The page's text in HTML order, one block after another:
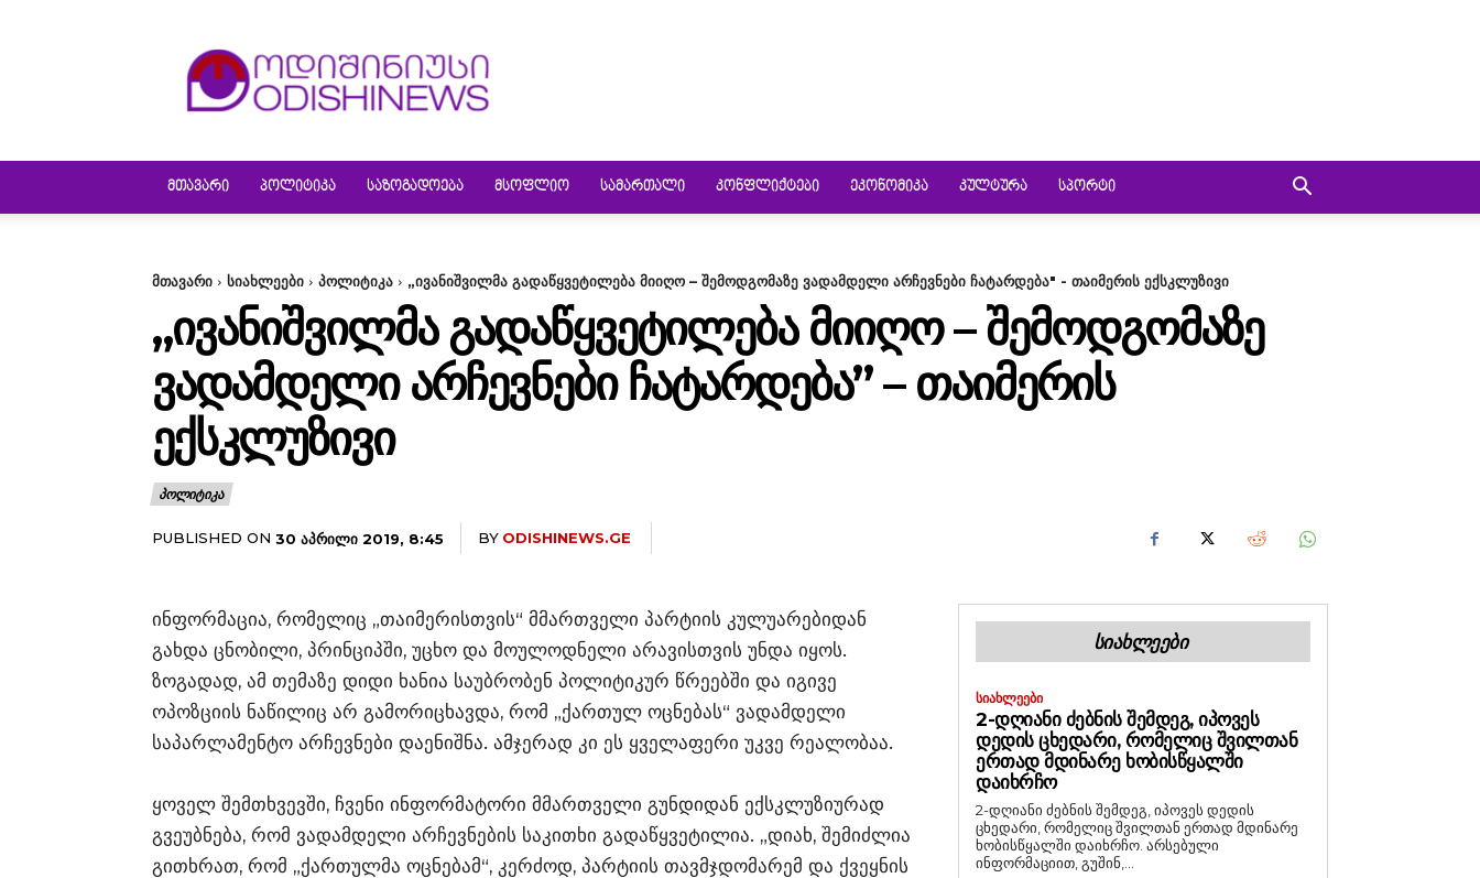
ᲛᲗᲐᲕᲐᲠᲘ ᲞᲝᲚᲘᲢᲘᲙᲐ ᲡᲐᲖᲝᲒᲐᲓᲝᲔᲑᲐ ᲛᲡᲝᲤᲚᲘᲝ ᲡᲐᲛᲐᲠᲗᲐᲚᲘ ᲙᲝᲜᲤᲚᲘᲥᲢᲔᲑᲘ ᲔᲙᲝᲜᲝᲛᲘᲙᲐ ᲙᲣᲚᲢᲣᲠᲐ ᲡᲞᲝᲠᲢᲘ
მთავარი სიახლეები პოლიტიკა „ივანიშვილმა გადაწყვეტილება მიიღო – შემოდგომაზე ვადამდელი არჩევნები ჩატარდება" - თაიმერის ექსკლუზივი
„ᲘᲕᲐᲜᲘᲨᲕᲘᲚᲛᲐ ᲒᲐᲓᲐᲬᲧᲕᲔᲢᲘᲚᲔᲑᲐ ᲛᲘᲘᲦᲝ – ᲨᲔᲛᲝᲓᲒᲝᲛᲐᲖᲔ
ᲕᲐᲓᲐᲛᲓᲔᲚᲘ ᲐᲠᲩᲔᲕᲜᲔᲑᲘ ᲩᲐᲢᲐᲠᲓᲔᲑᲐ” – ᲗᲐᲘᲛᲔᲠᲘᲡ
ᲔᲥᲡᲙᲚᲣᲖᲘᲕᲘ
ᲞᲝᲚᲘᲢᲘᲙᲐ
PUBLISHED ON 30 ᲐᲞᲠᲘᲚᲘ 2019, 8:45 BY ODISHINEWS.GE
ინფორმაცია, რომელიც „თაიმერისთვის“ მმართველი პარტიის კულუარებიდან
გახდა ცნობილი, პრინციპში, უცხო და მოულოდნელი არავისთვის უნდა იყოს.
ზოგადად, ამ თემაზე დიდი ხანია საუბრობენ პოლიტიკურ წრეებში და იგივე
ოპოზციის ნაწილიც არ გამორიცხავდა, რომ „ქართულ ოცნებას“ ვადამდელი
საპარლამენტო არჩევნები დაენიშნა. ამჯერად კი ეს ყველაფერი უკვე რეალობაა.
ყოველ შემთხვევში, ჩვენი ინფორმატორი მმართველი გუნდიდან ექსკლუზიურად
გვეუბნება, რომ ვადამდელი არჩევნების საკითხი გადაწყვეტილია. „დიახ, შემიძლია
გითხრათ, რომ „ქართულმა ოცნებამ“, კერძოდ, პარტიის თავმჯდომარემ და ქვეყნის
ᲡᲘᲐᲮᲚᲔᲔᲑᲘ
ᲡᲘᲐᲮᲚᲔᲔᲑᲘ
2-ᲓᲦᲘᲐᲜᲘ ᲫᲔᲑᲜᲘᲡ ᲨᲔᲛᲓᲔᲒ, ᲘᲞᲝᲕᲔᲡ
ᲓᲔᲓᲘᲡ ᲪᲮᲔᲓᲐᲠᲘ, ᲠᲝᲛᲔᲚᲘᲪ ᲨᲕᲘᲚᲗᲐᲜ
ᲔᲠᲗᲐᲓ ᲛᲓᲘᲜᲐᲠᲔ ᲮᲝᲑᲘᲡᲬᲧᲐᲚᲨᲘ
ᲓᲐᲘᲮᲠᲩᲝ
2-დღიანი ძებნის შემდეგ, იპოვეს დედის
ცხედარი, რომელიც შვილთან ერთად მდინარე
ხობისწყალში დაიხრჩო. არსებული
ინფორმაციით, გუშინ,...